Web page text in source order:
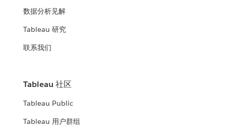
数据分析见解
Tableau 研究
联系我们
Tableau 社区
Tableau Public
Tableau 用户群组